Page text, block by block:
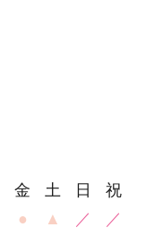
金 土 日
祝
● ▲ ／ ／